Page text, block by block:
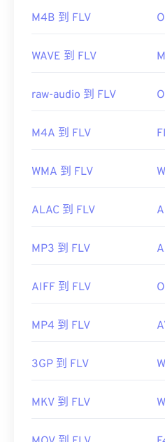
體播放器 、Zoom Player 、
Adobe
實用連結：
M4B 到 FLV
WAVE 到 FLV
raw-audio 到 FLV
M4A 到 FLV
WMA 到 FLV
ALAC 到 FLV
MP3 到 FLV
AIFF 到 FLV
MP4 到 FLV
3GP 到 FLV
MKV 到 FLV